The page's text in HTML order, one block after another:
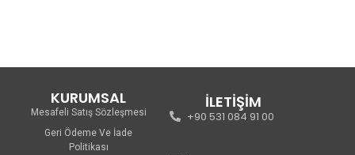
KURUMSAL
Mesafeli Satış Sözleşmesi
Geri Ödeme Ve İade
Politikası
İLETİŞİM
+90 531 084 91 00